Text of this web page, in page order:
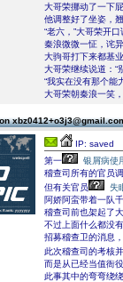
大哥荣挪动了一下
他调整好了坐姿，
“老六，”大哥荣开
秦浪微微一怔，诧
大驹哥打下来都基
大哥荣继续说道：“
“我实在没有那个能
大哥荣朝秦浪一笑
IP: saved
第一
银屑病使
稽查司所有的官员
但有关官员
失
阿娇阿蛮带着一队
稽查司前也架起了
不过上面什么都没
招募稽查卫的消息
此次稽查司的考核
而是从已经当值衙
此事其中的弯弯绕